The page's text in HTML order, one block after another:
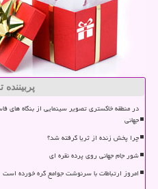
پربیننده
در منطقه خاکستری تصویر سینمایی از بنگاه های
جهانی
چرا پخش زنده از ثریا گرفته شد؟
شور جام جهانی روی پرده نقره ای
امروز ارتباطات با سرنوشت جوامع گره خورده است